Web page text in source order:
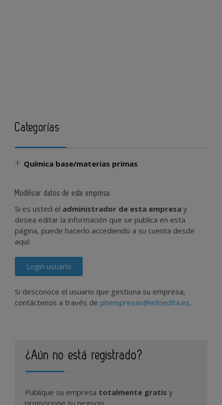
Categorías
Química base/materias primas
Modificar datos de esta empresa
Si es usted el administrador de esta empresa y
desea editar la información que se publica en esta
página, puede hacerlo accediendo a su cuenta desde
aquí:
Login usuario
Si desconoce el usuario que gestiona su empresa,
contáctenos a través de phempresas@infoedita.es.
¿Aún no está registrado?
Publique su empresa totalmente gratis y